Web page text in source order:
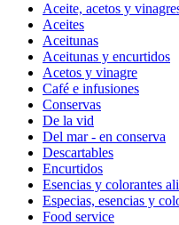
Aceite, acetos y
Aceites
Aceitunas
Aceitunas y encurtidos
Acetos y vinagre
Café e infusiones
Conservas
De la vid
Del mar - en conserva
Descartables
Encurtidos
Esencias y colorantes
Especias, esencias y
Food service